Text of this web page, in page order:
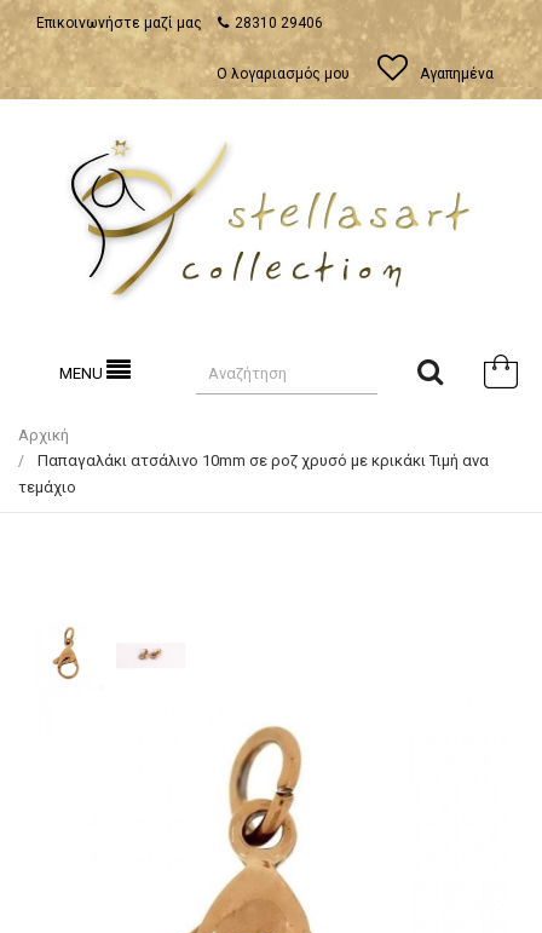
Επικοινωνήστε μαζί μας 28310 29406
Ο λογαριασμός μου Αγαπημένα
MENU
Αρχική
Παπαγαλάκι ατσάλινο 10mm σε ροζ χρυσό με κρικάκι Τιμή ανα
τεμάχιο